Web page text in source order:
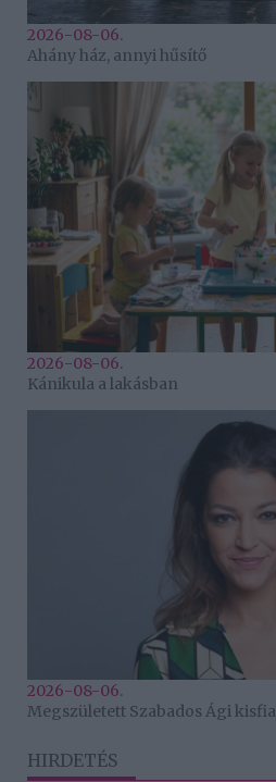
2026-08-06.
Ahány ház, annyi hűsítő
2026-08-06.
Kánikula a lakásban
2026-08-06.
Megszületett Szabados Ági kisfia
HIRDETÉS